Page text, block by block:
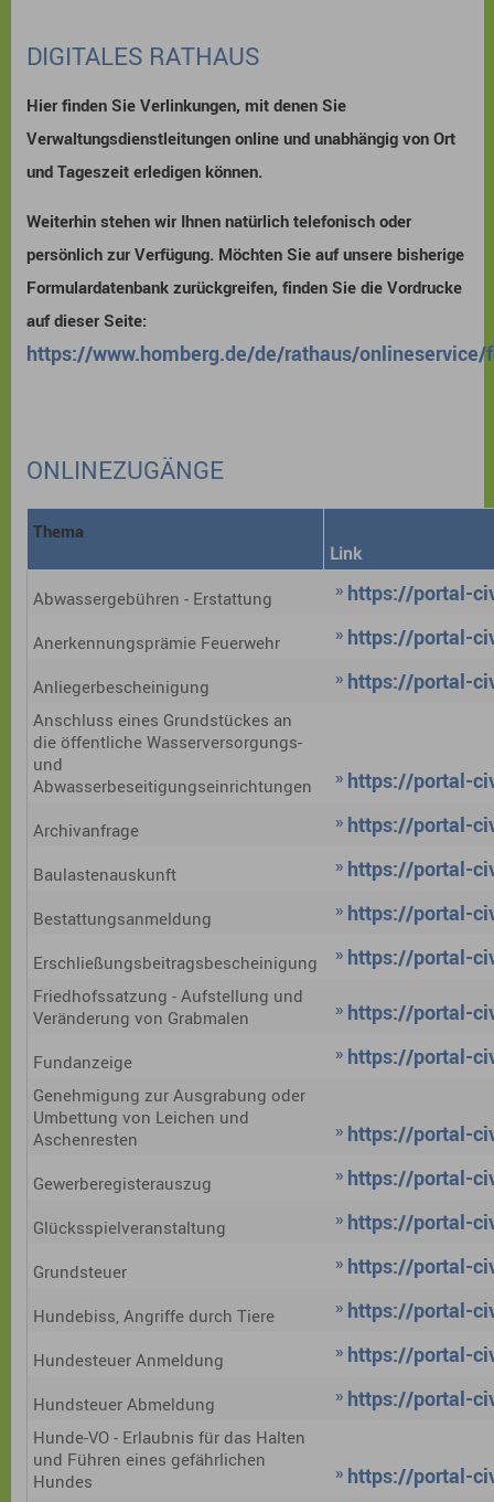
DIGITALES RATHAUS
Hier finden Sie Verlinkungen, mit denen Sie
Verwaltungsdienstleitungen online und unabhängig von Ort
und Tageszeit erledigen können.
Weiterhin stehen wir Ihnen natürlich telefonisch oder
persönlich zur Verfügung. Möchten Sie auf unsere bisherige
Formulardatenbank zurückgreifen, finden Sie die Vordrucke
auf dieser Seite:
https://www.homberg.de/de/rathaus/
ONLINEZUGÄNGE
Thema
Link
Abwassergebühren - Erstattung https://portal-
Anerkennungsprämie Feuerwehr https://portal-
Anliegerbescheinigung https://portal-
Anschluss eines Grundstückes an
die öffentliche Wasserversorgungs-
und
Abwasserbeseitigungseinrichtungen
https://portal-
Archivanfrage https://portal-
Baulastenauskunft https://portal-
Bestattungsanmeldung https://portal-
Erschließungsbeitragsbescheinigung https://portal-
Friedhofssatzung - Aufstellung und
Veränderung von Grabmalen
https://portal-
Fundanzeige https://portal-
Genehmigung zur Ausgrabung oder
Umbettung von Leichen und
Aschenresten
https://portal-
Gewerberegisterauszug https://portal-
Glücksspielveranstaltung https://portal-
Grundsteuer https://portal-
Hundebiss, Angriffe durch Tiere https://portal-
Hundesteuer Anmeldung https://portal-
Hundsteuer Abmeldung https://portal-
Hunde-VO - Erlaubnis für das Halten
und Führen eines gefährlichen
Hundes
https://portal-